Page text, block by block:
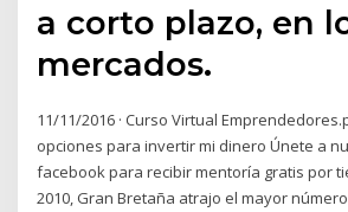
a corto plazo, en
mercados.
11/11/2016 · Curso Virtual
opciones para invertir mi dinero Únete a
facebook para recibir mentoría gratis por
2010, Gran Bretaña atrajo el mayor